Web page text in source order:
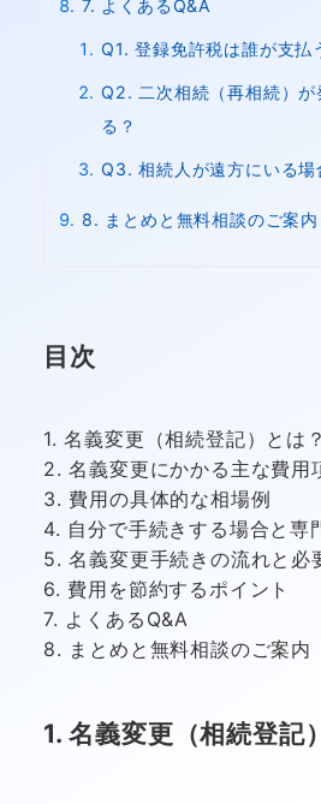
7. よくあるQ&A
Q1. 登録免許税は誰が支払
Q2. 二次相続（再相続）が
る？
Q3. 相続人が遠方にいる場
8. まとめと無料相談のご案内
目次
1. 名義変更（相続登記）とは？
2. 名義変更にかかる主な費用
3. 費用の具体的な相場例
4. 自分で手続きする場合と専
5. 名義変更手続きの流れと必
6. 費用を節約するポイント
7. よくあるQ&A
8. まとめと無料相談のご案内
1. 名義変更（相続登記